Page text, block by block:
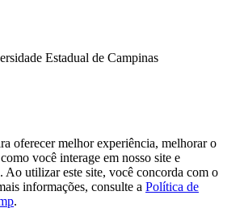
Estadual de Campinas
oferecer melhor experiência, melhorar o
você interage em nosso site e
Ao utilizar este site, você concorda com o
informações, consulte a Política de
.